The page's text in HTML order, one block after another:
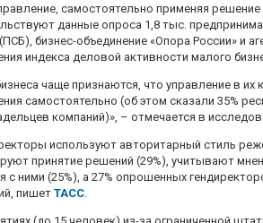
самостоятельно применяя
данные опроса 1,8 тыс.
бизнес-объединение «Опора России» и
индекса деловой активности малого
чаще признаются, что управление в их
самостоятельно (об этом сказали 35%
компаний)», – отмечается в
используют авторитарный стиль
принятие решений (29%), учитывают
с ними (25%), а 27% опрошенных
пишетТАСС